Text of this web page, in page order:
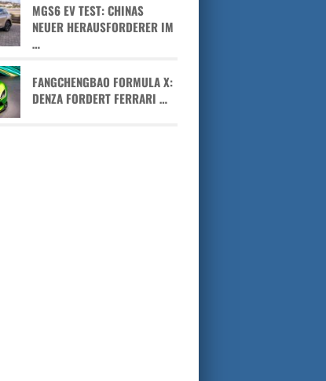
MGS6 EV TEST: CHINAS
NEUER HERAUSFORDERER IM
…
FANGCHENGBAO FORMULA X:
DENZA FORDERT FERRARI …